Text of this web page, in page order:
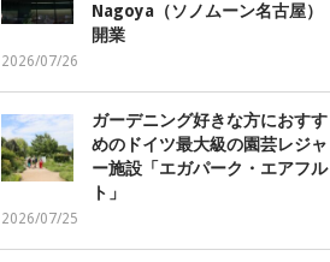
Nagoya（ソノムーン名古屋）
開業
2026/07/26
ガーデニング好きな方におすす
めのドイツ最大級の園芸レジャ
ー施設「エガパーク・エアフル
ト」
2026/07/25